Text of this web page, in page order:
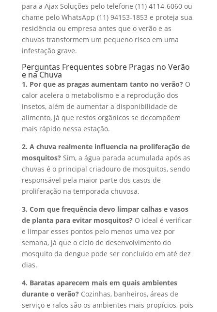
para a Ajax Soluções pelo telefone (11) 4114-6060 ou
chame pelo WhatsApp (11) 94153-1853 e proteja sua
residência ou empresa antes que o verão e as
chuvas transformem um pequeno risco em uma
infestação grave.
Perguntas Frequentes sobre Pragas no Verão
e na Chuva
1. Por que as pragas aumentam tanto no verão?O
calor acelera o metabolismo e a reprodução dos
insetos, além de aumentar a disponibilidade de
alimento, já que restos orgânicos se decompõem
mais rápido nessa estação.
2. A chuva realmente influencia na proliferação de
mosquitos?Sim, a água parada acumulada após as
chuvas é o principal criadouro de mosquitos, sendo
responsável pela maior parte dos casos de
proliferação na temporada chuvosa.
3. Com que frequência devo limpar calhas e vasos
de planta para evitar mosquitos?O ideal é verificar
e limpar esses pontos pelo menos uma vez por
semana, já que o ciclo de desenvolvimento do
mosquito da dengue pode ser concluído em até dez
dias.
4. Baratas aparecem mais em quais ambientes
durante o verão?Cozinhas, banheiros, áreas de
serviço e ralos são os ambientes mais propícios, pois